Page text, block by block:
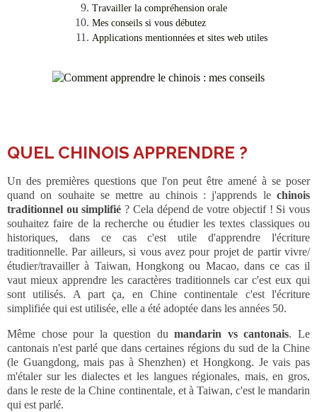
Travailler la compréhension orale
Mes conseils si vous débutez
Applications mentionnées et sites web utiles
QUEL CHINOIS APPRENDRE ?
Un des premières questions que l'on peut être amené à se poser
quand on souhaite se mettre au chinois : j'apprends le chinois
traditionnel ou simplifié? Cela dépend de votre objectif ! Si vous
souhaitez faire de la recherche ou étudier les textes classiques ou
historiques, dans ce cas c'est utile d'apprendre l'écriture
traditionnelle. Par ailleurs, si vous avez pour projet de partir vivre/
étudier/travailler à Taiwan, Hongkong ou Macao, dans ce cas il
vaut mieux apprendre les caractères traditionnels car c'est eux qui
sont utilisés. A part ça, en Chine continentale c'est l'écriture
simplifiée qui est utilisée, elle a été adoptée dans les années 50.
Même chose pour la question dumandarin vs cantonais. Le
cantonais n'est parlé que dans certaines régions du sud de la Chine
(le Guangdong, mais pas à Shenzhen) et Hongkong. Je vais pas
m'étaler sur les dialectes et les langues régionales, mais, en gros,
dans le reste de la Chine continentale, et à Taiwan, c'est le mandarin
qui est parlé.